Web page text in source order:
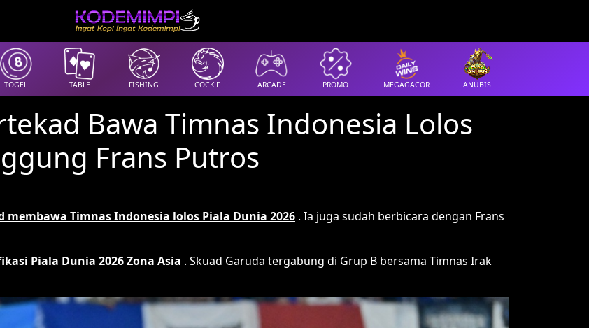
TOGEL TABLE FISHING COCK F. ARCADE PROMO MEGAGACOR ANUBIS
Bawa Timnas Indonesia Lolos
Frans Putros
membawa Timnas Indonesia lolos Piala Dunia 2026 . Ia juga sudah berbicara dengan Frans
Piala Dunia 2026 Zona Asia . Skuad Garuda tergabung di Grup B bersama Timnas Irak